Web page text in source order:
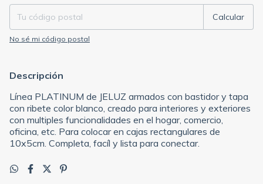
Calcular
No sé mi código postal
Descripción
Línea PLATINUM de JELUZ armados con bastidor y tapa
con ribete color blanco, creado para interiores y exteriores
con multiples funcionalidades en el hogar, comercio,
oficina, etc. Para colocar en cajas rectangulares de
10x5cm. Completa, facíl y lista para conectar.